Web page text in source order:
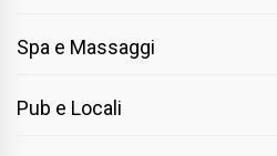
Spa e Massaggi
Pub e Locali